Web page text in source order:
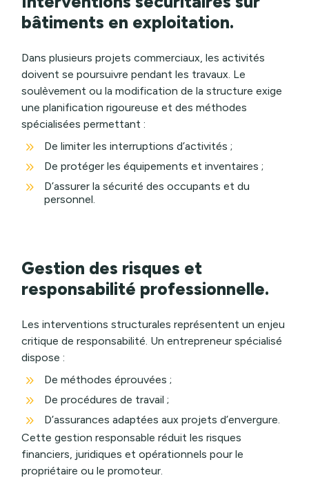
bâtiments en exploitation.
Dans plusieurs projets commerciaux, les activités
doivent se poursuivre pendant les travaux. Le
soulèvement ou la modification de la structure exige
une planification rigoureuse et des méthodes
spécialisées permettant :
9 De limiter les interruptions d’activités ;
9 De protéger les équipements et inventaires ;
9
D’assurer la sécurité des occupants et du
personnel.
Gestion des risques et
responsabilité professionnelle.
Les interventions structurales représentent un enjeu
critique de responsabilité. Un entrepreneur spécialisé
dispose :
9 De méthodes éprouvées ;
9 De procédures de travail ;
9
D’assurances adaptées aux projets d’envergure.
Cette gestion responsable réduit les risques
financiers, juridiques et opérationnels pour le
propriétaire ou le promoteur.